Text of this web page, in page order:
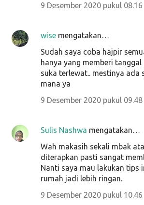
9 Desember 2020 pukul 08.16
wise mengatakan…
Sudah saya coba hajpir
hanya yang memberi
suka terlewat.. mestinya ada
mana ya
9 Desember 2020 pukul 09.48
Sulis Nashwa mengatakan…
Wah makasih sekali mbak
diterapkan pasti sangat
Nanti saya mau lakukan tips
rumah jadi lebih ringan.
9 Desember 2020 pukul 10.46